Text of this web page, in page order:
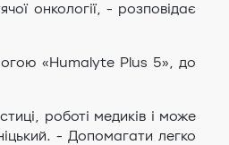
онкології, - розповідає
«Humalyte Plus 5», до
роботі медиків і може
- Допомагати легко